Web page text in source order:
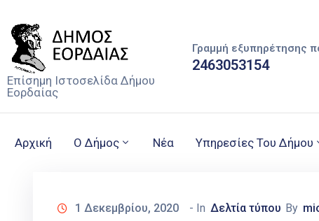
Επίσημη Ιστοσελίδα Δήμου
Εορδαίας
Γραμμή εξυπηρέτησης
2463053154
Αρχική Ο Δήμος Νέα Υπηρεσίες Του Δήμου
1 Δεκεμβρίου, 2020 - In Δελτία τύπου By